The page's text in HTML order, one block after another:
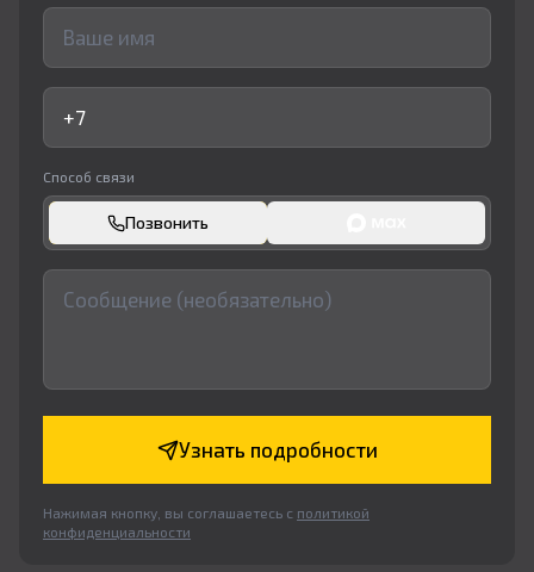
Способ связи
Позвонить
Узнать подробности
Нажимая кнопку, вы соглашаетесь с политикой
конфиденциальности